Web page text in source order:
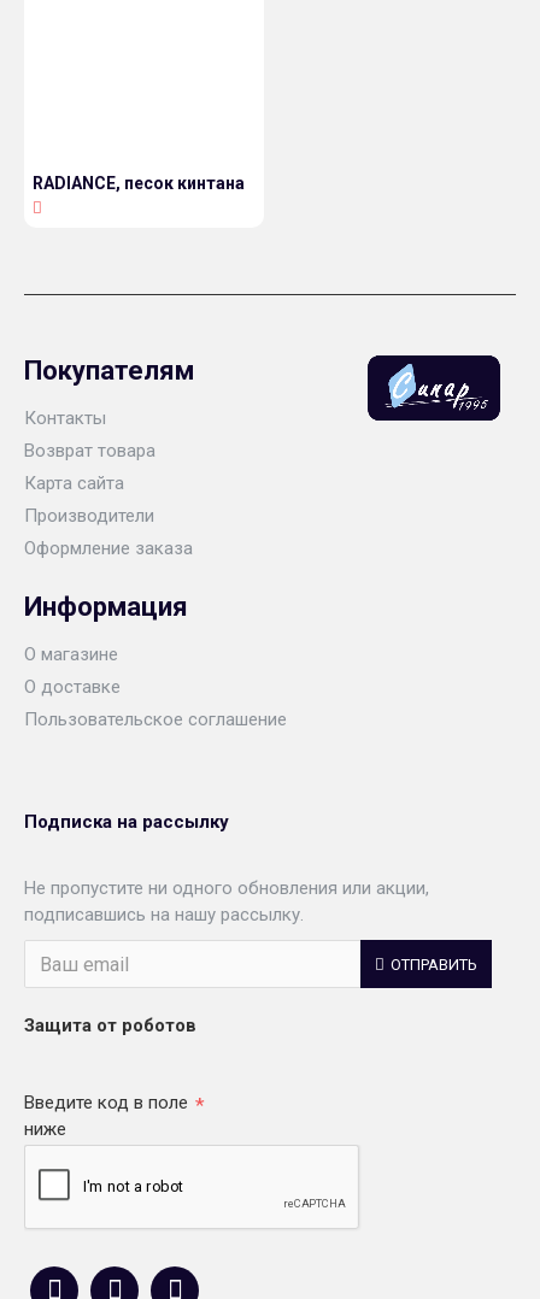
RADIANCE, песок кинтана
Покупателям
Контакты
Возврат товара
Карта сайта
Производители
Оформление заказа
Информация
О магазине
О доставке
Пользовательское соглашение
Подписка на рассылку
Не пропустите ни одного обновления или акции,
подписавшись на нашу рассылку.
ОТПРАВИТЬ
Защита от роботов
Введите код в поле
ниже